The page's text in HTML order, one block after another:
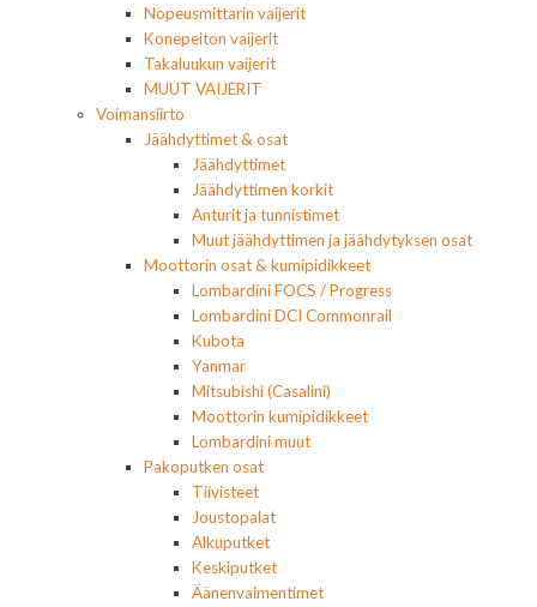
Nopeusmittarin vaijerit
Konepeiton vaijerit
Takaluukun vaijerit
MUUT VAIJERIT
Voimansiirto
Jäähdyttimet & osat
Jäähdyttimet
Jäähdyttimen korkit
Anturit ja tunnistimet
Muut jäähdyttimen ja jäähdytyksen osat
Moottorin osat & kumipidikkeet
Lombardini FOCS / Progress
Lombardini DCI Commonrail
Kubota
Yanmar
Mitsubishi (Casalini)
Moottorin kumipidikkeet
Lombardini muut
Pakoputken osat
Tiivisteet
Joustopalat
Alkuputket
Keskiputket
Äänenvaimentimet